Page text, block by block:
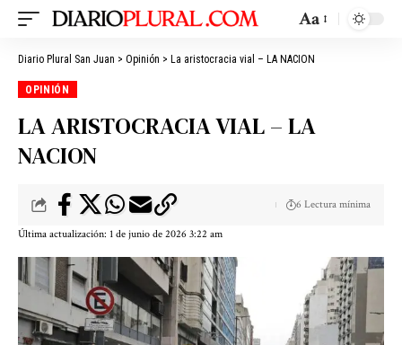
Aa
Diario Plural San Juan > Opinión > La aristocracia vial – LA NACION
OPINIÓN
LA ARISTOCRACIA VIAL – LA
NACION
Última actualización: 1 de junio de 2026 3:22 am
6 Lectura mínima